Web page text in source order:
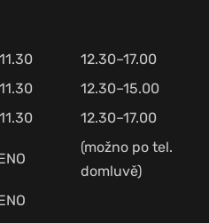
12.30–17.00
12.30–15.00
12.30–17.00
(možno po tel.
domluvě)